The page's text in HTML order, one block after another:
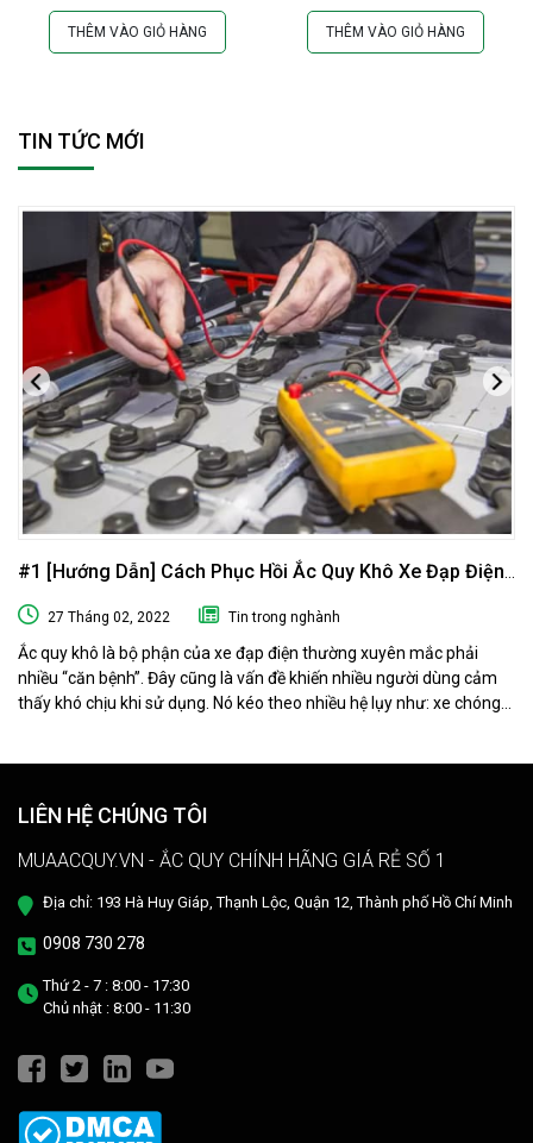
THÊM VÀO GIỎ HÀNG THÊM VÀO GIỎ HÀNG
TIN TỨC MỚI
#1 [Hướng Dẫn] Cách Phục Hồi Ắc Quy Khô Xe Đạp Điện
Tại Nhà
27 Tháng 02, 2022 Tin trong nghành
Ắc quy khô là bộ phận của xe đạp điện thường xuyên mắc phải
nhiều “căn bệnh”. Đây cũng là vấn đề khiến nhiều người dùng cảm
thấy khó chịu khi sử dụng. Nó kéo theo nhiều hệ lụy như: xe chóng
cách đơn giản và hiệu quả như ở tiệm dưỡng nhé!
LIÊN HỆ CHÚNG TÔI
MUAACQUY.VN - ẮC QUY CHÍNH HÃNG GIÁ RẺ SỐ 1
Địa chỉ: 193 Hà Huy Giáp, Thạnh Lộc, Quận 12, Thành phố Hồ Chí Minh
0908 730 278
Thứ 2 - 7 : 8:00 - 17:30
Chủ nhật : 8:00 - 11:30